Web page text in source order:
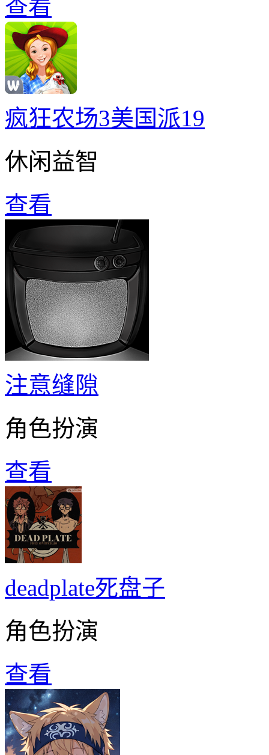
查看
疯狂农场3美国派19
休闲益智
查看
注意缝隙
角色扮演
查看
deadplate死盘子
角色扮演
查看